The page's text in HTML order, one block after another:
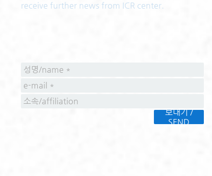
receive further news from ICR center.
보내기 /
SEND